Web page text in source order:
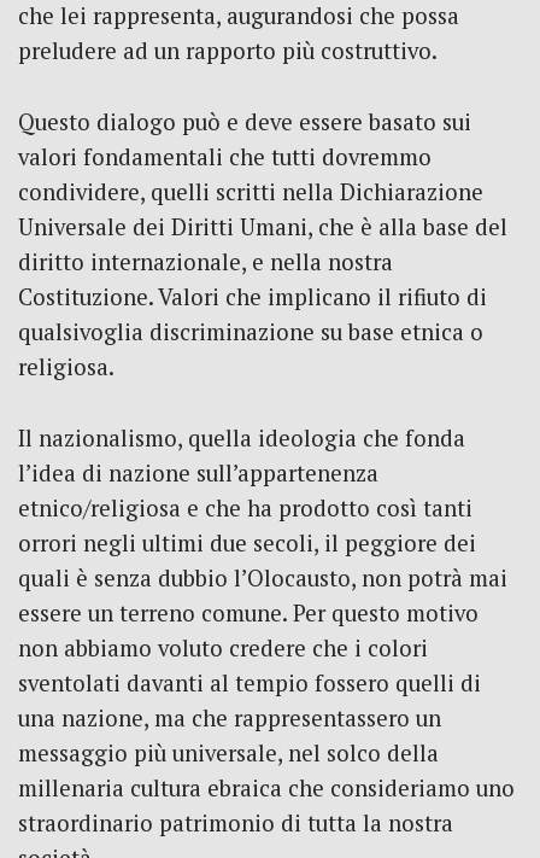
che lei rappresenta, augurandosi che possa
preludere ad un rapporto più costruttivo.
Questo dialogo può e deve essere basato sui
valori fondamentali che tutti dovremmo
condividere, quelli scritti nella Dichiarazione
Universale dei Diritti Umani, che è alla base del
diritto internazionale, e nella nostra
Costituzione. Valori che implicano il rifiuto di
qualsivoglia discriminazione su base etnica o
religiosa.
Il nazionalismo, quella ideologia che fonda
l’idea di nazione sull’appartenenza
etnico/religiosa e che ha prodotto così tanti
orrori negli ultimi due secoli, il peggiore dei
quali è senza dubbio l’Olocausto, non potrà mai
essere un terreno comune. Per questo motivo
non abbiamo voluto credere che i colori
sventolati davanti al tempio fossero quelli di
una nazione, ma che rappresentassero un
messaggio più universale, nel solco della
millenaria cultura ebraica che consideriamo uno
straordinario patrimonio di tutta la nostra